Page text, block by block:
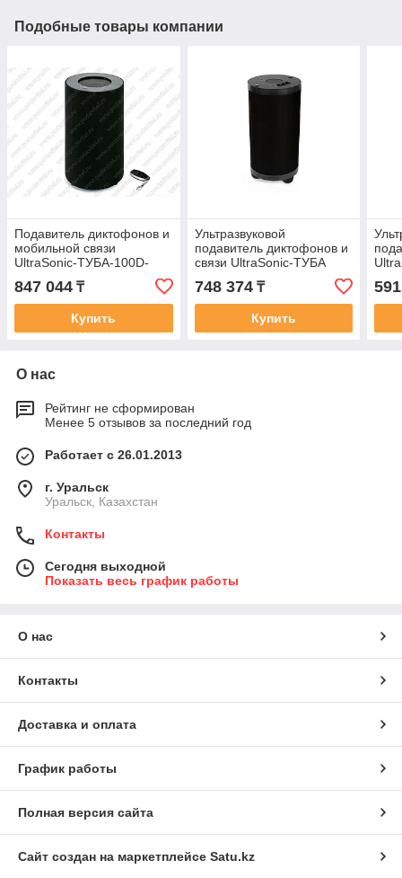
Подобные товары компании
Подавитель диктофонов и
мобильной связи
UltraSonic-ТУБА-100D-
847 044 ₸
Купить
Ультразвуковой
подавитель диктофонов и
связи UltraSonic-ТУБА
748 374₸
Купить
О нас
Рейтинг не сформирован
Менее 5 отзывов за последний год
Работает с 26.01.2013
г. Уральск
Уральск, Казахстан
Контакты
Сегодня выходной
Показать весь график работы
О нас
Контакты
Доставка и оплата
График работы
Полная версия сайта
Сайт создан на маркетплейсе Satu.kz